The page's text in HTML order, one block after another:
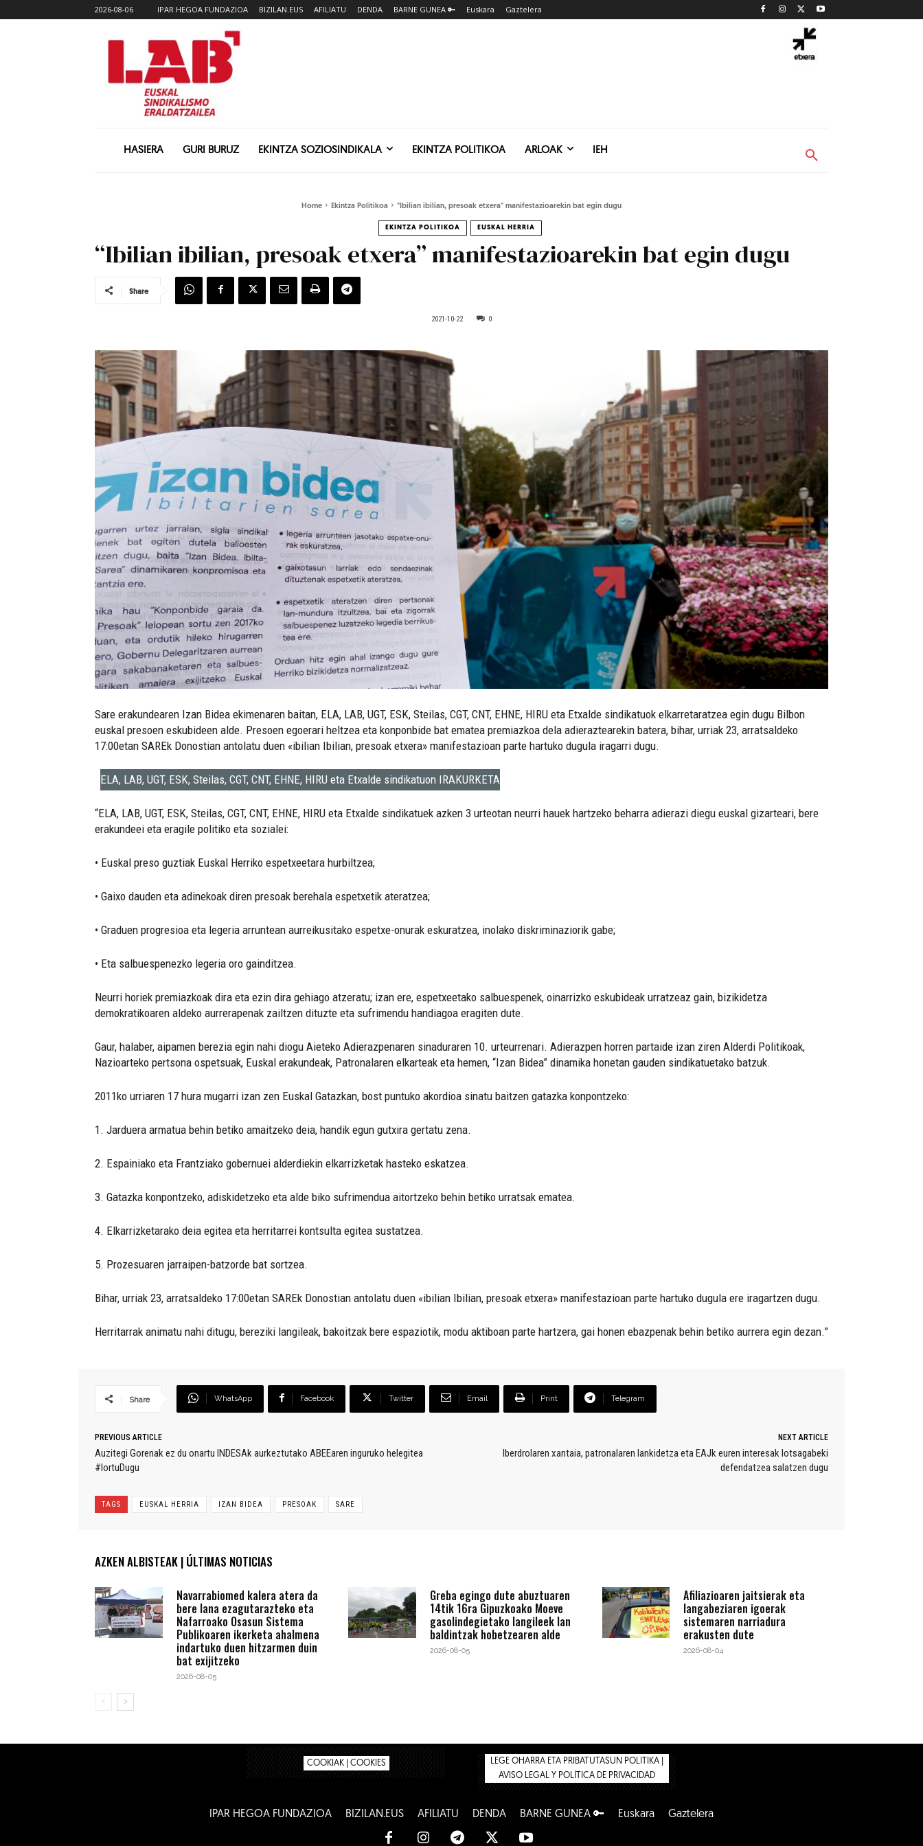
2026-08-06 IPAR HEGOA FUNDAZIOA BIZILAN.EUS AFILIATU DENDA BARNE GUNEA 🔑 Euskara Gaztelera
HASIERA GURI BURUZ EKINTZA SOZIOSINDIKALA EKINTZA POLITIKOA ARLOAK IEH
Home Ekintza Politikoa "Ibilian ibilian, presoak etxera" manifestazioarekin bat egin dugu
EKINTZA POLITIKOA EUSKAL HERRIA
“Ibilian ibilian, presoak etxera” manifestazioarekin bat egin dugu
Share
2021-10-22 0
Sare erakundearen Izan Bidea ekimenaren baitan, ELA, LAB, UGT, ESK, Steilas, CGT, CNT, EHNE, HIRU eta Etxalde sindikatuok elkarretaratzea egin dugu Bilbon
euskal presoen eskubideen alde. Presoen egoerari heltzea eta konponbide bat ematea premiazkoa dela adieraztearekin batera, bihar, urriak 23, arratsaldeko
17:00etan SAREk Donostian antolatu duen «ibilian Ibilian, presoak etxera» manifestazioan parte hartuko dugula iragarri dugu.
ELA, LAB, UGT, ESK, Steilas, CGT, CNT, EHNE, HIRU eta Etxalde sindikatuon IRAKURKETA
“ELA, LAB, UGT, ESK, Steilas, CGT, CNT, EHNE, HIRU eta Etxalde sindikatuek azken 3 urteotan neurri hauek hartzeko beharra adierazi diegu euskal gizarteari, bere
erakundeei eta eragile politiko eta sozialei:
• Euskal preso guztiak Euskal Herriko espetxeetara hurbiltzea;
• Gaixo dauden eta adinekoak diren presoak berehala espetxetik ateratzea;
• Graduen progresioa eta legeria arruntean aurreikusitako espetxe-onurak eskuratzea, inolako diskriminaziorik gabe;
• Eta salbuespenezko legeria oro gainditzea.
Neurri horiek premiazkoak dira eta ezin dira gehiago atzeratu; izan ere, espetxeetako salbuespenek, oinarrizko eskubideak urratzeaz gain, bizikidetza
demokratikoaren aldeko aurrerapenak zailtzen dituzte eta sufrimendu handiagoa eragiten dute.
Gaur, halaber, aipamen berezia egin nahi diogu Aieteko Adierazpenaren sinaduraren 10. urteurrenari. Adierazpen horren partaide izan ziren Alderdi Politikoak,
Nazioarteko pertsona ospetsuak, Euskal erakundeak, Patronalaren elkarteak eta hemen, “Izan Bidea” dinamika honetan gauden sindikatuetako batzuk.
2011ko urriaren 17 hura mugarri izan zen Euskal Gatazkan, bost puntuko akordioa sinatu baitzen gatazka konpontzeko:
1. Jarduera armatua behin betiko amaitzeko deia, handik egun gutxira gertatu zena.
2. Espainiako eta Frantziako gobernuei alderdiekin elkarrizketak hasteko eskatzea.
3. Gatazka konpontzeko, adiskidetzeko eta alde biko sufrimendua aitortzeko behin betiko urratsak ematea.
4. Elkarrizketarako deia egitea eta herritarrei kontsulta egitea sustatzea.
5. Prozesuaren jarraipen-batzorde bat sortzea.
Bihar, urriak 23, arratsaldeko 17:00etan SAREk Donostian antolatu duen «ibilian Ibilian, presoak etxera» manifestazioan parte hartuko dugula ere iragartzen dugu.
Herritarrak animatu nahi ditugu, bereziki langileak, bakoitzak bere espaziotik, modu aktiboan parte hartzera, gai honen ebazpenak behin betiko aurrera egin dezan.”
Share WhatsApp Facebook Twitter Email Print Telegram
PREVIOUS ARTICLE
Auzitegi Gorenak ez du onartu INDESAk aurkeztutako ABEEaren inguruko helegitea
#lortuDugu
NEXT ARTICLE
Iberdrolaren xantaia, patronalaren lankidetza eta EAJk euren interesak lotsagabeki
defendatzea salatzen dugu
TAGS EUSKAL HERRIA IZAN BIDEA PRESOAK SARE
AZKEN ALBISTEAK | ÚLTIMAS NOTICIAS
Navarrabiomed kalera atera da
bere lana ezagutarazteko eta
Nafarroako Osasun Sistema
Publikoaren ikerketa ahalmena
indartuko duen hitzarmen duin
bat exijitzeko
2026-08-05
Greba egingo dute abuztuaren
14tik 16ra Gipuzkoako Moeve
gasolindegietako langileek lan
baldintzak hobetzearen alde
2026-08-05
Afiliazioaren jaitsierak eta
langabeziaren igoerak
sistemaren narriadura
erakusten dute
2026-08-04
COOKIAK | COOKIES
LEGE OHARRA ETA PRIBATUTASUN POLITIKA |
AVISO LEGAL Y POLÍTICA DE PRIVACIDAD
IPAR HEGOA FUNDAZIOA BIZILAN.EUS AFILIATU DENDA BARNE GUNEA 🔑 Euskara Gaztelera